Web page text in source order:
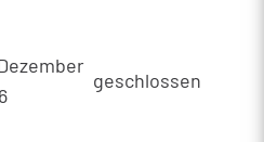
geschlossen